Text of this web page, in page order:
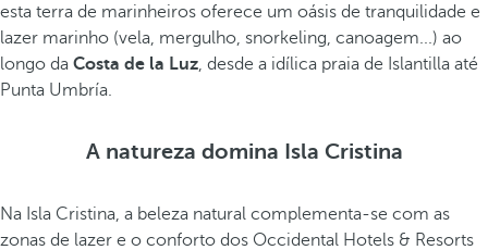
esta terra de marinheiros oferece um oásis de tranquilidade e
lazer marinho (vela, mergulho, snorkeling, canoagem...) ao
longo da Costa de la Luz, desde a idílica praia de Islantilla até
Punta Umbría.
A natureza domina Isla Cristina
Na Isla Cristina, a beleza natural complementa-se com as
zonas de lazer e o conforto dos Occidental Hotels & Resorts